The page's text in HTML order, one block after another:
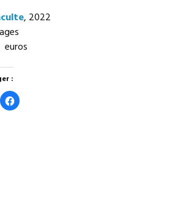
, 2022
euros
:
Cliquez
pour